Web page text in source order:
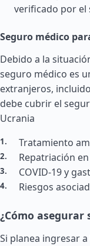
verificado por
Seguro médico
Debido a la
seguro médico es
extranjeros,
debe cubrir el
Ucrania
Tratamiento
Repatriación
COVID-19 y
Riesgos
¿Cómo
Si planea ingresar